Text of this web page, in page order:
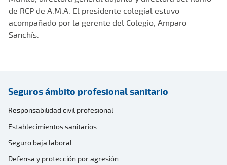
de RCP de A.M.A. El presidente colegial estuvo
acompañado por la gerente del Colegio, Amparo
Sanchís.
Seguros ámbito profesional sanitario
Responsabilidad civil profesional
Establecimientos sanitarios
Seguro baja laboral
Defensa y protección por agresión